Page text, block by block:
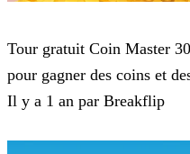
Tour gratuit Coin Master
pour gagner des coins et
Il y a 1 an par Breakflip